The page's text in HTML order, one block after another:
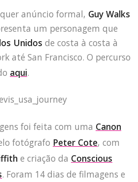
anúncio formal, Guy Walks
um personagem que
Unidos de costa à costa à
até San Francisco. O percurso
aqui.
foi feita com uma Canon
fotógrafo Peter Cote, com
e criação da Conscious
. Foram 14 dias de filmagens e